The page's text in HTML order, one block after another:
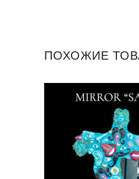
ПОХОЖИЕ